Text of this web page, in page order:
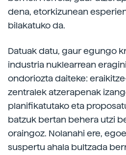
dena, etorkizunean
bilakatuko da.
Datuak datu, gaur egungo
industria nuklearrean
ondoriozta daiteke:
zentralek atzerapenak
planifikatutako eta
batzuk bertan behera utzi
oraingoz. Nolanahi ere,
suspertu ahala bultzada